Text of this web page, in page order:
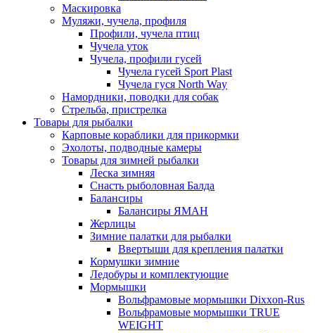
Маскировка
Муляжи, чучела, профиля
Профили, чучела птиц
Чучела уток
Чучела, профили гусей
Чучела гусей Sport Plast
Чучела гуся North Way
Намордники, поводки для собак
Стрельба, пристрелка
Товары для рыбалки
Карповые кораблики для прикормки
Эхолоты, подводные камеры
Товары для зимней рыбалки
Леска зимняя
Снасть рыболовная Балда
Балансиры
Балансиры ЯМАН
Жерлицы
Зимние палатки для рыбалки
Ввертыши для крепления палатки
Кормушки зимние
Ледобуры и комплектующие
Мормышки
Вольфрамовые мормышки Dixxon-Rus
Вольфрамовые мормышки TRUE
WEIGHT